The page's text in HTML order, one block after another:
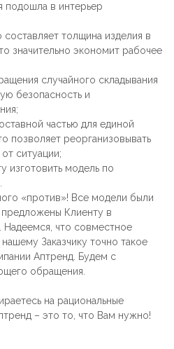
подошла в интерьер
толщина изделия в
значительно экономит рабочее
случайного складывания
безопасность и
частью для единой
позволяет реорганизовывать
ситуации;
модель по
«против»! Все модели были
Клиенту в
что совместное
Заказчику точно такое
Аптренд. Будем с
обращения.
на рациональные
– это то, что Вам нужно!